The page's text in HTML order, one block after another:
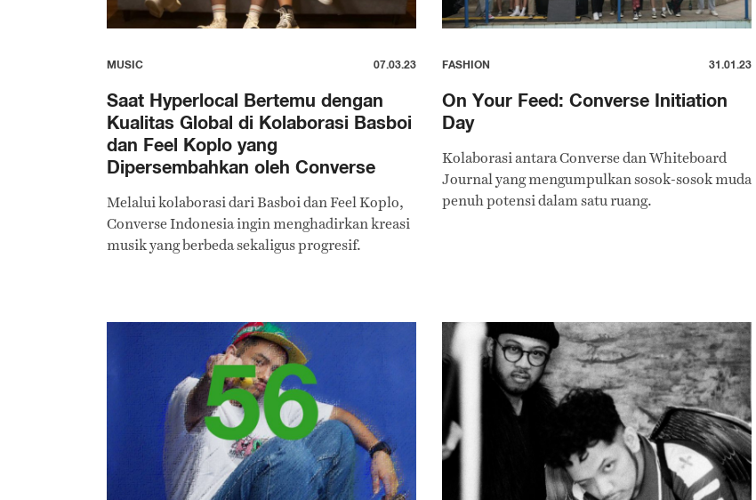
MUSIC 07.03.23
Saat Hyperlocal Bertemu dengan
Kualitas Global di Kolaborasi Basboi
dan Feel Koplo yang
Dipersembahkan oleh Converse
Melalui kolaborasi dari Basboi dan Feel Koplo,
Converse Indonesia ingin menghadirkan kreasi
musik yang berbeda sekaligus progresif.
FASHION 31.01.23
On Your Feed: Converse Initiation
Day
Kolaborasi antara Converse dan Whiteboard
Journal yang mengumpulkan sosok-sosok muda
penuh potensi dalam satu ruang.